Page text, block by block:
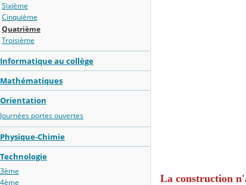
Sixième
Cinquième
Quatrième
Troisième
Informatique au collège
Mathématiques
Orientation
Journées portes ouvertes
Physique-Chimie
Technologie
3ème
4ème
La construction